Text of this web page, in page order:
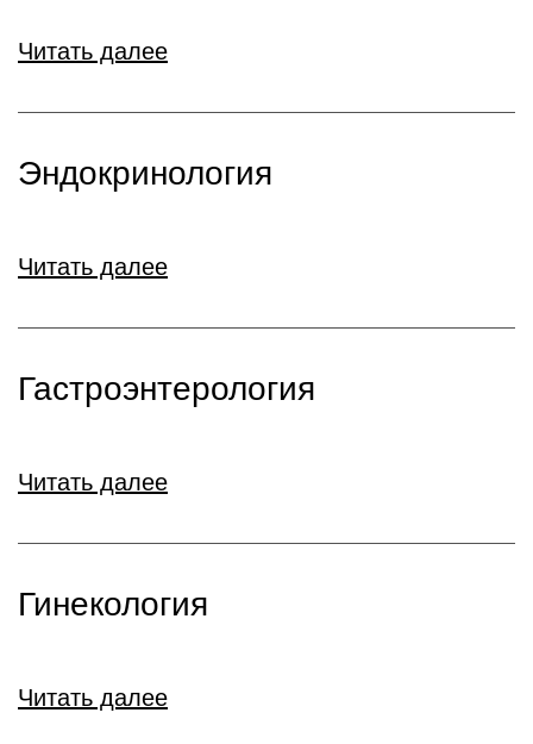
Читать далее
Эндокринология
Читать далее
Гастроэнтерология
Читать далее
Гинекология
Читать далее